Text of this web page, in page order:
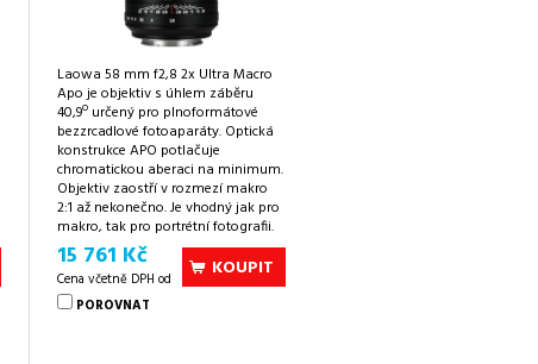
Laowa 58 mm f2,8 2x Ultra Macro
Apo je objektiv s úhlem záběru
40,9o určený pro plnoformátové
bezzrcadlové fotoaparáty. Optická
konstrukce APO potlačuje
chromatickou aberaci na minimum.
Objektiv zaostří v rozmezí makro
2:1 až nekonečno. Je vhodný jak pro
makro, tak pro portrétní fotografii.
KOUPIT
15 761 Kč
Cena včetně DPH od
POROVNAT